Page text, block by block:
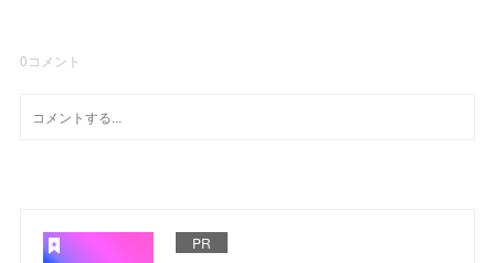
0コメント
PR